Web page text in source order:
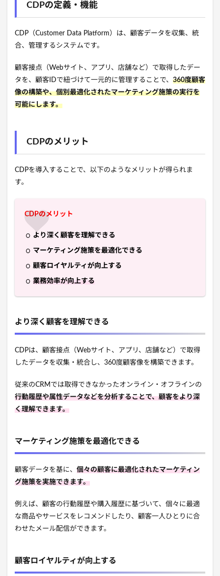
CDPの定義・機能
CDP（Customer Data Platform）は、顧客データを収集、統
合、管理するシステムです。
顧客接点（Webサイト、アプリ、店舗など）で取得したデー
タを、顧客IDで紐づけて一元的に管理することで、 360度顧客
像の構築や、個別最適化されたマーケティング施策の実行を
可能にします。
CDPのメリット
CDPを導入することで、以下のようなメリットが得られま
す。
CDPのメリット
より深く顧客を理解できる
マーケティング施策を最適化できる
顧客ロイヤルティが向上する
業務効率が向上する
より深く顧客を理解できる
CDPは、顧客接点（Webサイト、アプリ、店舗など）で取得
したデータを収集・統合し、360度顧客像を構築できます。
従来のCRMでは取得できなかったオンライン・オフラインの
行動履歴や属性データなどを分析することで、顧客をより深
く理解できます。
マーケティング施策を最適化できる
顧客データを基に、 個々の顧客に最適化されたマーケティン
グ施策を実施できます。
例えば、顧客の行動履歴や購入履歴に基づいて、個々に最適
な商品やサービスをレコメンドしたり、顧客一人ひとりに合
わせたメール配信ができます。
顧客ロイヤルティが向上する